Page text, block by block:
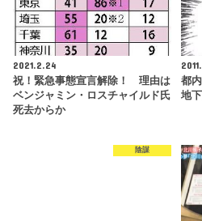
2021.2.24
祝！緊急事態宣言解除！ 理由は
ベンジャミン・ロスチャイルド氏
死去からか
都
地
陰謀